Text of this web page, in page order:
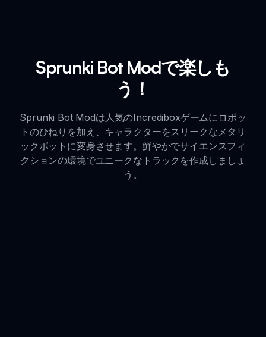
Sprunki Bot Modで楽しも
う！
Sprunki Bot Modは人気のIncrediboxゲームにロボッ
トのひねりを加え、キャラクターをスリークなメタリ
ックボットに変身させます。鮮やかでサイエンスフィ
クションの環境でユニークなトラックを作成しましょ
う。